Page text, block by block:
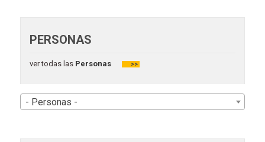
PERSONAS
ver todas lasPersonas >>
- Personas -